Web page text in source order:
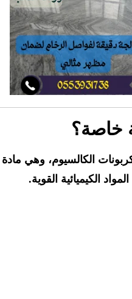
خاصة؟
الكالسيوم، وهي مادة
الكيميائية القوية.